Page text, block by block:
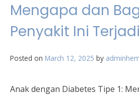
Mengapa dan
Penyakit Ini Terjadi
Posted on March 12, 2025 by
Anak dengan Diabetes Tipe 1: